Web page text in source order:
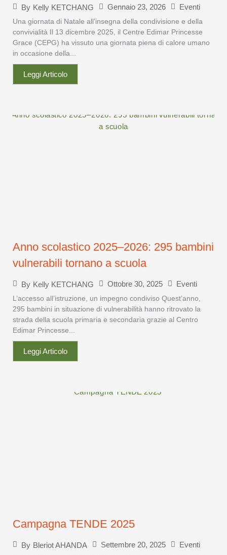
By Kelly KETCHANG Gennaio 23, 2026 Eventi
Una giornata di Natale all’insegna della condivisione e della
convivialità Il 13 dicembre 2025, il Centre Edimar Princesse
Grace (CEPG) ha vissuto una giornata piena di calore umano
in occasione della...
Leggi Articolo
Anno scolastico 2025–2026: 295 bambini
vulnerabili tornano a scuola
By Kelly KETCHANG Ottobre 30, 2025 Eventi
L’accesso all’istruzione, un impegno condiviso Quest’anno,
295 bambini in situazione di vulnerabilità hanno ritrovato la
strada della scuola primaria e secondaria grazie al Centro
Edimar Princesse...
Leggi Articolo
Campagna TENDE 2025
By Bleriot AHANDA Settembre 20, 2025 Eventi